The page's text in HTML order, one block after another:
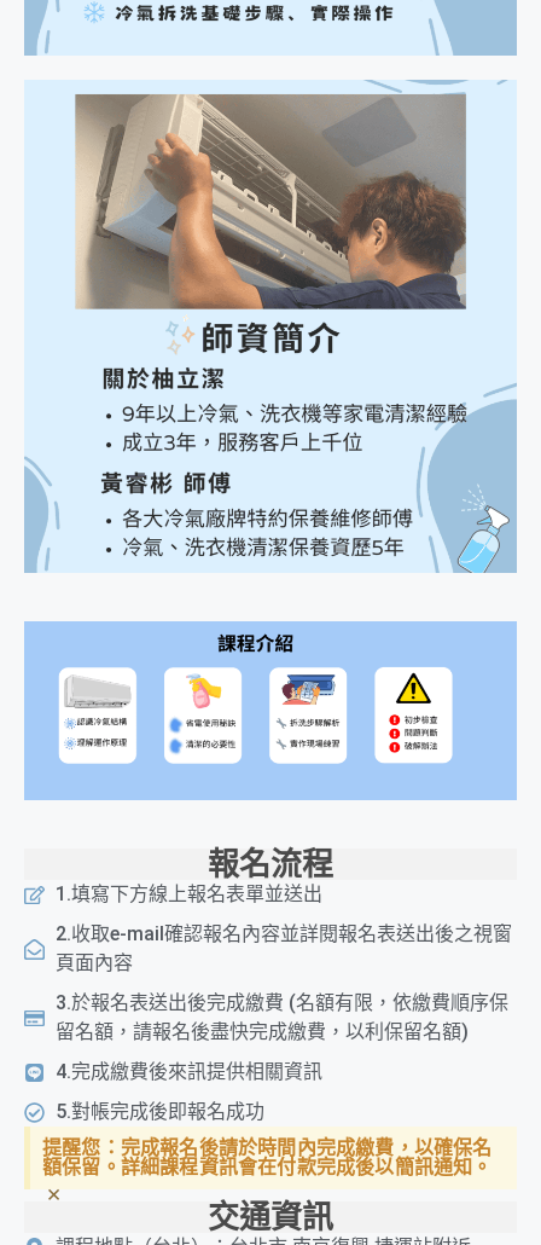
報名流程
1.填寫下方線上報名表單並送出
2.收取e-mail確認報名內容並詳閱報名表送出後之視窗
頁面內容
3.於報名表送出後完成繳費 (名額有限，依繳費順序保
留名額，請報名後盡快完成繳費，以利保留名額)
4.完成繳費後來訊提供相關資訊
5.對帳完成後即報名成功
提醒您：完成報名後請於時間內完成繳費，以確保名
額保留。詳細課程資訊會在付款完成後以簡訊通知。
×
交通資訊